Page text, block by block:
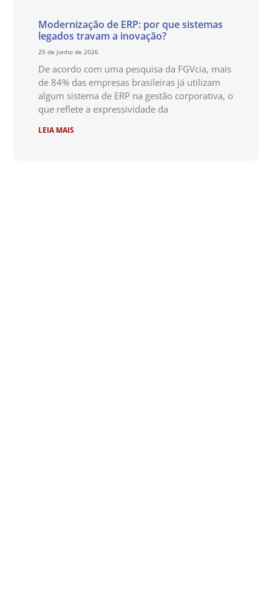
Modernização de ERP: por que sistemas
legados travam a inovação?
25 de junho de 2026
De acordo com uma pesquisa da FGVcia, mais
de 84% das empresas brasileiras já utilizam
algum sistema de ERP na gestão corporativa, o
que reflete a expressividade da
LEIA MAIS